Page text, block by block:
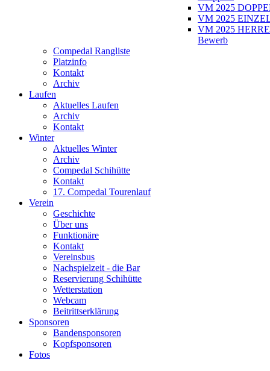
VM 2025
VM 2025
VM 2025
Bewerb
Compedal Rangliste
Platzinfo
Kontakt
Archiv
Laufen
Aktuelles Laufen
Archiv
Kontakt
Winter
Aktuelles Winter
Archiv
Compedal Schihütte
Kontakt
17. Compedal Tourenlauf
Verein
Geschichte
Über uns
Funktionäre
Kontakt
Vereinsbus
Nachspielzeit - die Bar
Reservierung Schihütte
Wetterstation
Webcam
Beitrittserklärung
Sponsoren
Bandensponsoren
Kopfsponsoren
Fotos